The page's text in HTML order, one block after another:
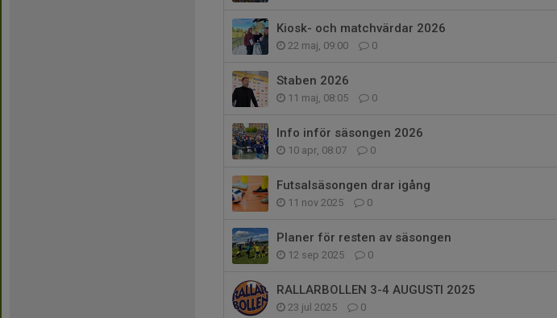
Kiosk- och matchvärdar 2026
22 maj, 09:00 0
Staben 2026
11 maj, 08:05 0
Info inför säsongen 2026
10 apr, 08:07 0
Futsalsäsongen drar igång
11 nov 2025 0
Planer för resten av säsongen
12 sep 2025 0
RALLARBOLLEN 3-4 AUGUSTI 2025
23 jul 2025 0